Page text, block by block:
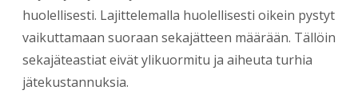
huolellisesti. Lajittelemalla huolellisesti oikein pystyt
vaikuttamaan suoraan sekajätteen määrään. Tällöin
sekajäteastiat eivät ylikuormitu ja aiheuta turhia
jätekustannuksia.